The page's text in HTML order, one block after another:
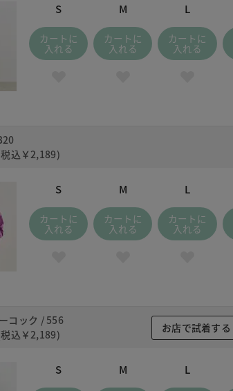
S
カートに
入れる
M
カートに
入れる
L
カートに
入れる
込 ￥2,189)
S
カートに
入れる
M
カートに
入れる
L
カートに
入れる
コック / 556
込 ￥2,189)
お店で試着する
S M L